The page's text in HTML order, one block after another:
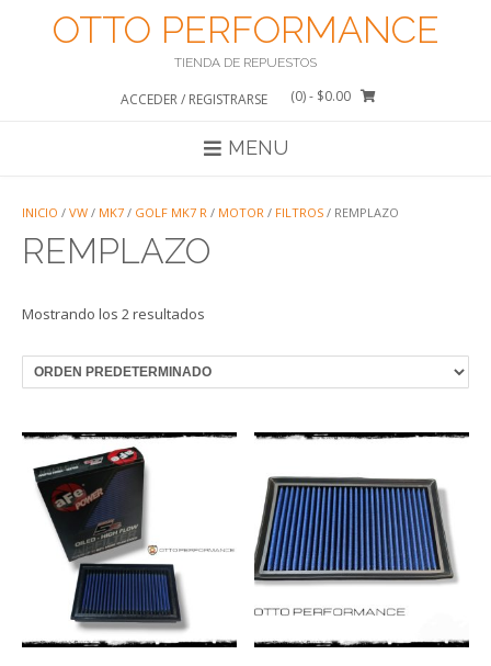
OTTO PERFORMANCE
TIENDA DE REPUESTOS
ACCEDER / REGISTRARSE (0)- $0.00
MENU
INICIO / VW / MK7 / GOLF MK7 R / MOTOR / FILTROS / REMPLAZO
REMPLAZO
Mostrando los 2 resultados